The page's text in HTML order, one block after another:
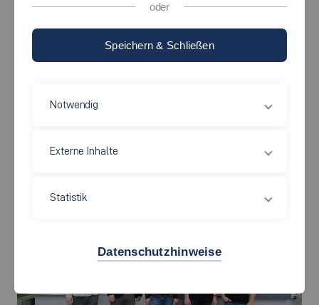
oder
Speichern & Schließen
Notwendig
Externe Inhalte
Statistik
Datenschutzhinweise